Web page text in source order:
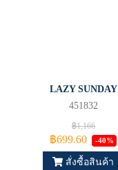
LAZY SUNDAY
451832
฿1,166
฿699.60 -40%
สั่งซื้อสินค้า